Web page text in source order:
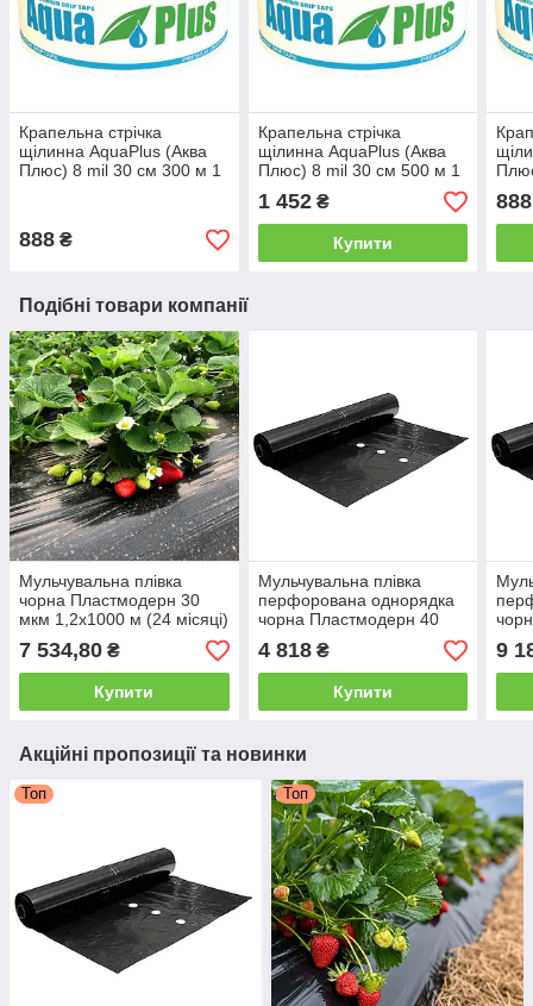
Крапельна стрічка
щілинна AquaPlus (Аква
Плюс) 8 mil 30 см 300 м 1
888 ₴
Крапельна стрічка
щілинна AquaPlus (Аква
Плюс) 8 mil 30 см 500 м 1
л/год
1 452₴
Купити
л/
888
Подібні товари компанії
Мульчувальна плівка
чорна Пластмодерн 30
мкм 1,2х1000 м (24 місяці)
7 534,80 ₴
Купити
Мульчувальна плівка
перфорована однорядка
чорна Пластмодерн 40
4 818₴
Купити
9
Акційні пропозиції та новинки
Топ Топ